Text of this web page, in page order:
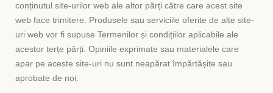
conținutul site-urilor web ale altor părți către care acest site
web face trimitere. Produsele sau serviciile oferite de alte site-
uri web vor fi supuse Termenilor și condițiilor aplicabile ale
acestor terțe părți. Opiniile exprimate sau materialele care
apar pe aceste site-uri nu sunt neapărat împărtășite sau
aprobate de noi.